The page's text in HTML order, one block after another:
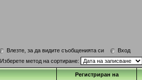
Влезте, за да видите съобщенията си
Вход
Изберете метод на сортиране:
Регистриран на